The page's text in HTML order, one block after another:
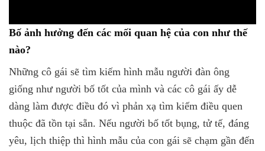
Bố ảnh hưởng đến các mối quan hệ của con như thế
nào?
Những cô gái sẽ tìm kiếm hình mẫu người đàn ông
giống như người bố tốt của mình và các cô gái ấy dễ
dàng làm được điều đó vì phản xạ tìm kiếm điều quen
thuộc đã tồn tại sẵn. Nếu người bố tốt bụng, tử tế, đáng
yêu, lịch thiệp thì hình mẫu của con gái sẽ chạm gần đến